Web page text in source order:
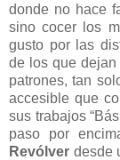
donde no hace
sino cocer los
gusto por las
de los que
patrones, tan
accesible que
sus trabajos
paso por
Revólver desde